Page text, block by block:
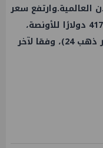
العالمية.وارتفع سعر
الذهب عالميًا بنسبة 1.32% إلى نحو 4176 دولارًا للأونصة،
(وتعادل الأوقية نحو 31.1 جرام من عيار ذهب 24)، وفقا لآخر